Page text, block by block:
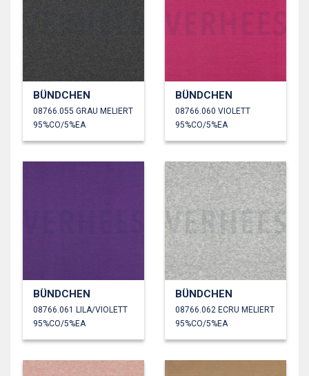
BÜNDCHEN
08766.055 GRAU MELIERT
95%CO/5%EA
BÜNDCHEN
08766.060 VIOLETT
95%CO/5%EA
BÜNDCHEN
08766.061 LILA/VIOLETT
95%CO/5%EA
BÜNDCHEN
08766.062 ECRU MELIERT
95%CO/5%EA